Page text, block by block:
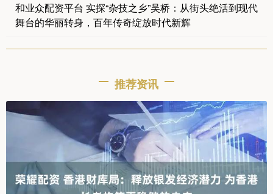
和业众配资平台 实探“杂技之乡”吴桥：从街头绝活到现代
舞台的华丽转身，百年传奇绽放时代新辉
推荐资讯